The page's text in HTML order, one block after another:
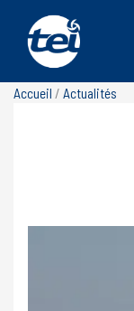
Accueil / Actualités